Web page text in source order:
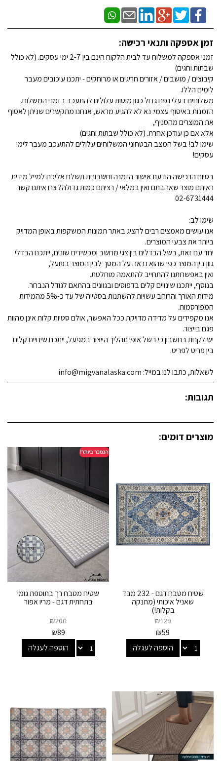
זמן אספקה ותנאי רכישה:
זמני אספקה למשלוח עד לבית הלקוח הינם בין 2-7 ימי עסקים. (לא כולל
שבתות וחגים)
קיבוצים / מושבים / אזורים חריגים או מרוחקים - יתכנו עיכובים מעבר
לימים הללו.
משלוחים בעלי נפח גדול כגון מוטות עלולים להתעכב בזמני המשלוח.
הזמנות באיסוף עצמי: נא לא להגיע מראש, אנחנו מתקשרים שניתן לאסוף
את המוצרים מהסניף,
אלא אם כן עודכן אחרת. (לא כולל שבתות וחגים)
שימו לב! בשל המצב הבטחוני המשלוחים עלולים להתעכב מעבר לימי
עסקים!
בסיום הרכישה הודעת אישור הזמנה וחשבונית תשלח אליכם למייל מידית
ראיתם מוצר שאהבתם ואין במלאי / רציתם כמות גדולה? צרו איתנו קשר
02-6731444
שימו לב:
אנו עושים מאמצים רבים להציג באתר תמונות המשקפות באופן המדויק
ביותר את צבעי המוצרים.
יחד עם זאת, בשל הבדלים בין צגי מחשב ומכשירים שונים, ייתכנו הבדלי
גוון בין המוצר כפי שהוא נראה על המסך לבין המוצר בפועל,
ואין באפשרותנו להתחייב להתאמה מוחלטת.
בנוסף, ייתכנו שינויים קלים בדפוסים ובגוונים בהתאם לגודל הנבחר.
מידות האורך והרוחב עשויות להשתנות בסטייה של עד כ-5% מהמידות
המפורסמות.
אנו מקפידים על מדידה מדויקת ככל האפשר, אולם סטיות קלות אינן מהוות
פגם בייצור.
יש לקחת בחשבון כי בשל אופי תהליך הייצור במפעל, ייתכנו שינויים קלים
בין פריט לפריט.
לשאלות, כתבו לנו במייל: info@migvanalaska.com
תגובות:
מוצרים דומים:
שטיח מטבח דגם - 232 מבד
שאניל איכותי (מתנקה
בקלות!)
₪129
₪59
הוספה לעגלה
שטיח מטבח רך בתוספת גומי
בתחתית דגם - מריו אפור
₪200
₪89
הוספה לעגלה